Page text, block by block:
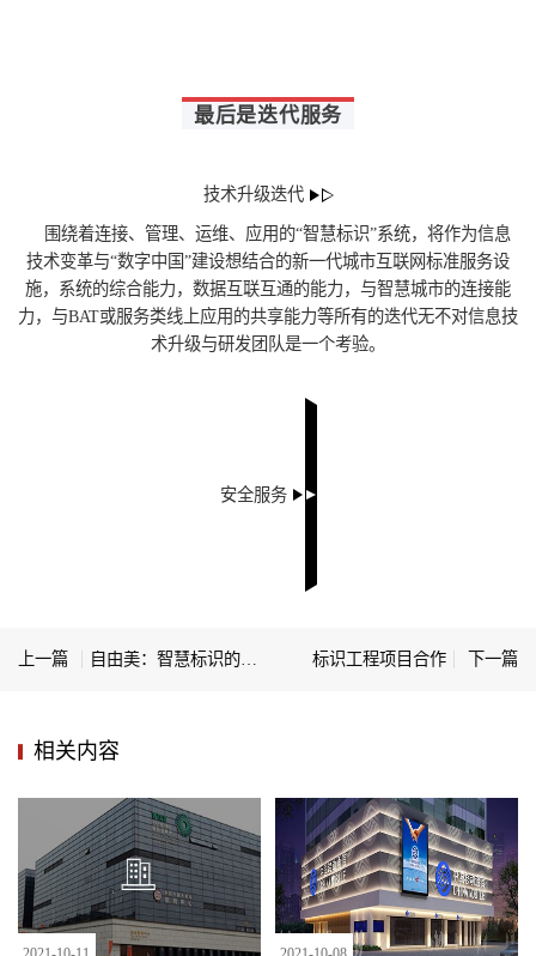
最后是迭代服务
技术升级迭代
围绕着连接、管理、运维、应用的“智慧标识”系统，将作为信息
技术变革与“数字中国”建设想结合的新一代城市互联网标准服务设
施，系统的综合能力，数据互联互通的能力，与智慧城市的连接能
力，与BAT或服务类线上应用的共享能力等所有的迭代无不对信息技
术升级与研发团队是一个考验。
安全服务
上一篇 自由美：智慧标识的发展背景 标识工程项目合作 下一篇
相关内容